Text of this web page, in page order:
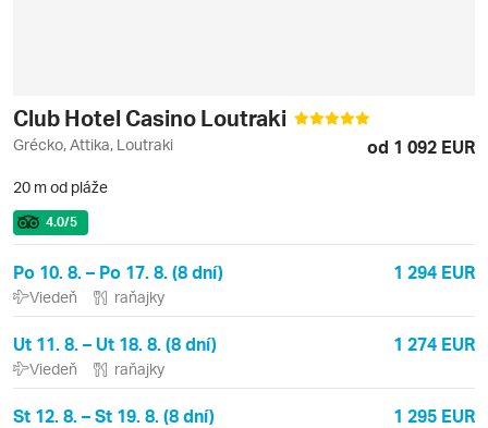
Club Hotel Casino Loutraki
Grécko, Attika, Loutraki od 1 092 EUR
20 m od pláže
4.0/5
Po 10. 8. – Po 17. 8. (8 dní) 1 294 EUR
Viedeň raňajky
Ut 11. 8. – Ut 18. 8. (8 dní) 1 274 EUR
Viedeň raňajky
St 12. 8. – St 19. 8. (8 dní) 1 295 EUR